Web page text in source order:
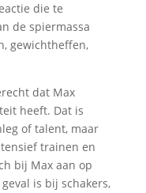
die te
de spiermassa
gewichtheffen,
dat Max
heeft. Dat is
of talent, maar
trainen en
bij Max aan op
is bij schakers,